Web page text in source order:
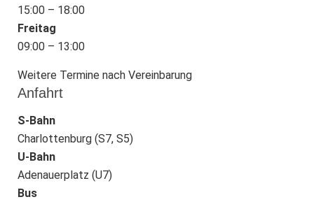
15:00 – 18:00
Freitag
09:00 – 13:00
Weitere Termine nach Vereinbarung
Anfahrt
S-Bahn
Charlottenburg (S7, S5)
U-Bahn
Adenauerplatz (U7)
Bus